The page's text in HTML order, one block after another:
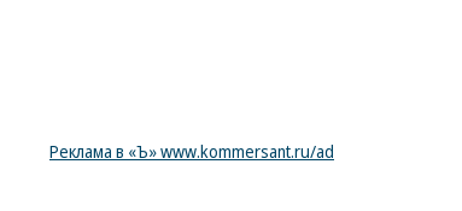
Реклама в «Ъ» www.kommersant.ru/ad